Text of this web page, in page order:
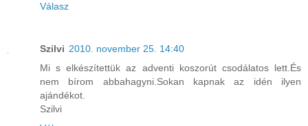
Válasz
Szilvi 2010. november 25. 14:40
Mi s elkészítettük az adventi koszorút csodálatos lett.És
nem bírom abbahagyni.Sokan kapnak az idén ilyen
ajándékot.
Szilvi